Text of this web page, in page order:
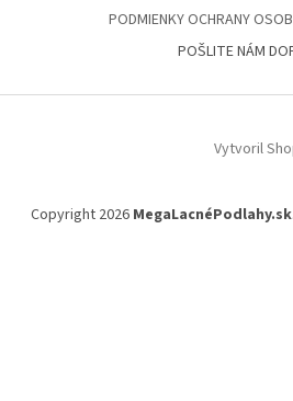
PODMIENKY OCHRANY
POŠLITE NÁM
Vytvoril
Copyright 2026 MegaLacnéPodlahy.sk